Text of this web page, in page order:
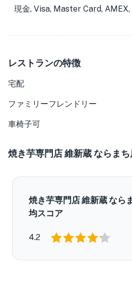
現金, Visa, Master Card,
レストランの特徴
宅配
ファミリーフレンドリー
車椅子可
焼き芋専門店 維新蔵 ならま
焼き芋専門店 維新蔵 なら
均スコア
4.2